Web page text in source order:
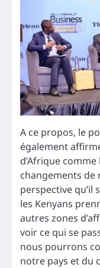
A ce propos, le
également
d’Afrique
changements de
perspective qu’il
les Kenyans
autres zones
voir ce qui se
nous pourrons
notre pays et du